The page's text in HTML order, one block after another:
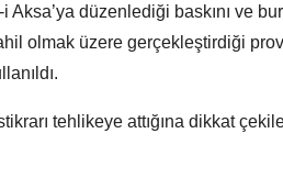
Aksa’ya düzenlediği baskını ve
olmak üzere gerçekleştirdiği
tehlikeye attığına dikkat